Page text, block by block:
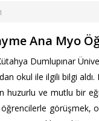
Ana Myo
Dumlupınar
okul ile ilgili bilgi
ve mutlu bir
görüşmek,